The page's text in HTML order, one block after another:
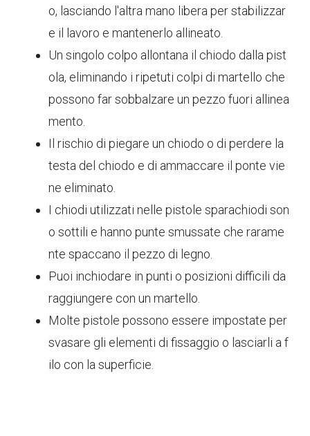
o, lasciando l'altra mano libera per stabilizzar
e il lavoro e mantenerlo allineato.
Un singolo colpo allontana il chiodo dalla pist
ola, eliminando i ripetuti colpi di martello che
possono far sobbalzare un pezzo fuori allinea
mento.
Il rischio di piegare un chiodo o di perdere la
testa del chiodo e di ammaccare il ponte vie
ne eliminato.
I chiodi utilizzati nelle pistole sparachiodi son
o sottili e hanno punte smussate che rarame
nte spaccano il pezzo di legno.
Puoi inchiodare in punti o posizioni difficili da
raggiungere con un martello.
Molte pistole possono essere impostate per
svasare gli elementi di fissaggio o lasciarli a f
ilo con la superficie.